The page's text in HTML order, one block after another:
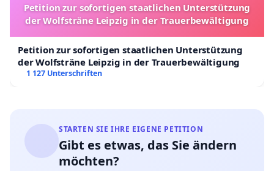
Petition zur sofortigen staatlichen Unterstützung
der Wolfsträne Leipzig in der Trauerbewältigung
Petition zur sofortigen staatlichen Unterstützung
der Wolfsträne Leipzig in der Trauerbewältigung
1 127 Unterschriften
STARTEN SIE IHRE EIGENE PETITION
Gibt es etwas, das Sie ändern
möchten?